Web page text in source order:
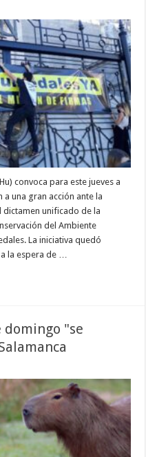
convoca para este jueves a
a una gran acción ante la
unificado de la
del Ambiente
La iniciativa quedó
la espera de …
domingo "se